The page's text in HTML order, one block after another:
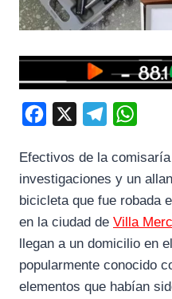
c
e
b
o
k
l
e
g
m
a
t
s
p
p
Efectivos de la
investigaciones y un
bicicleta que fue robada
en la ciudad de Villa
llegan a un domicilio en
popularmente conocido
elementos que habían